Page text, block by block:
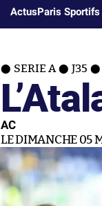
ActusParis Sportifs
SERIE A J35
AC
LE DIMANCHE 05